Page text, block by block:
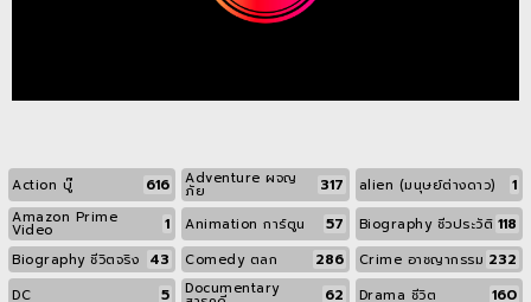
Action บู๊ 616 Adventure ผจญ
ภัย 317 alien (มนุษย์ต่างดาว) 1
Amazon Prime
Video 1 Animation การ์ตูน 57 Biography ชีวประวัติ 118
Biography ชีวิตจริง 43 Comedy ตลก 286 Crime อาชญากรรม 232
DC 5 Documentary 62 Drama ชีวิต 160